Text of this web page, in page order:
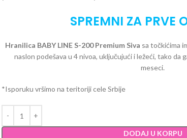
SPREMNI ZA PRVE
Hranilica BABY LINE S-200 Premium Siva sa točkićima
naslon podešava u 4 nivoa, uključujući i ležeći, tako da
meseci.
*Isporuku vršimo na teritoriji cele Srbije
DODAJ U KORPU